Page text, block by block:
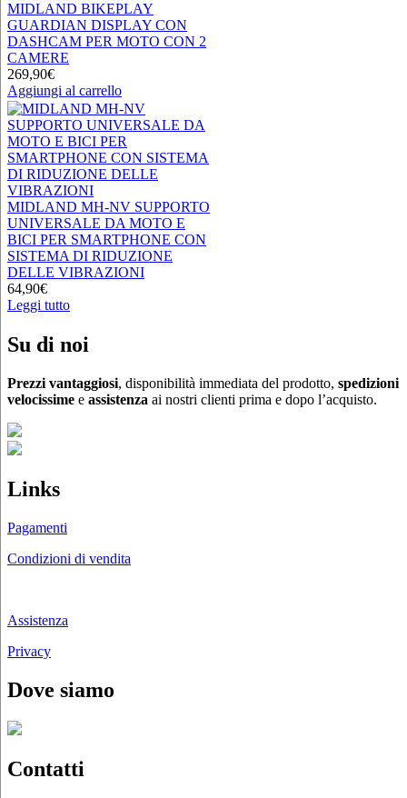
MIDLAND BIKEPLAY
GUARDIAN DISPLAY CON
DASHCAM PER MOTO CON 2
CAMERE
269,90€
Aggiungi al carrello
MIDLAND MH-NV SUPPORTO
UNIVERSALE DA MOTO E
BICI PER SMARTPHONE CON
SISTEMA DI RIDUZIONE
DELLE VIBRAZIONI
64,90€
Leggi tutto
Su di noi
Prezzi vantaggiosi, disponibilità immediata del prodotto, spedizioni
velocissime e assistenza ai nostri clienti prima e dopo l’acquisto.
Links
Pagamenti
Condizioni di vendita
Assistenza
Privacy
Dove siamo
Contatti